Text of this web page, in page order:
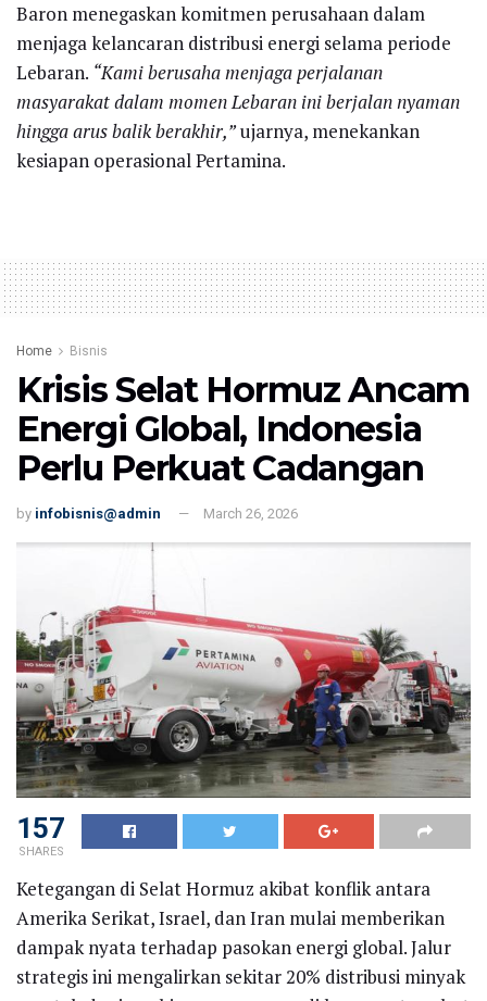
Baron menegaskan komitmen perusahaan dalam
menjaga kelancaran distribusi energi selama periode
Lebaran. “Kami berusaha menjaga perjalanan
masyarakat dalam momen Lebaran ini berjalan nyaman
hingga arus balik berakhir,”ujarnya, menekankan
kesiapan operasional Pertamina.
Home Bisnis
Krisis Selat Hormuz Ancam
Energi Global, Indonesia
Perlu Perkuat Cadangan
by infobisnis@admin March 26, 2026
157
SHARES
Ketegangan di Selat Hormuz akibat konflik antara
Amerika Serikat, Israel, dan Iran mulai memberikan
dampak nyata terhadap pasokan energi global. Jalur
strategis ini mengalirkan sekitar 20% distribusi minyak